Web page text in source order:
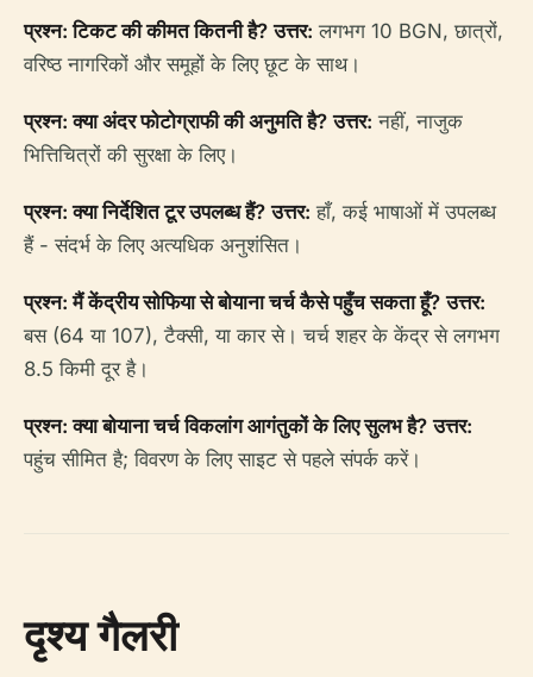
प्रश्न: टिकट की कीमत कितनी है? उत्तर: लगभग 10 BGN, छात्रों,
वरिष्ठ नागरिकों और समूहों के लिए छूट के साथ।
प्रश्न: क्या अंदर फोटोग्राफी की अनुमति है? उत्तर: नहीं, नाजुक
भित्तिचित्रों की सुरक्षा के लिए।
प्रश्न: क्या निर्देशित टूर उपलब्ध हैं? उत्तर: हाँ, कई भाषाओं में उपलब्ध
हैं - संदर्भ के लिए अत्यधिक अनुशंसित।
प्रश्न: मैं केंद्रीय सोफिया से बोयाना चर्च कैसे पहुँच सकता हूँ? उत्तर:
बस (64 या 107), टैक्सी, या कार से। चर्च शहर के केंद्र से लगभग
8.5 किमी दूर है।
प्रश्न: क्या बोयाना चर्च विकलांग आगंतुकों के लिए सुलभ है? उत्तर:
पहुंच सीमित है; विवरण के लिए साइट से पहले संपर्क करें।
दृश्य गैलरी